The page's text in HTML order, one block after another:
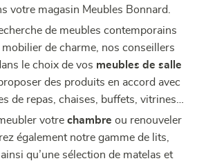
votre magasin Meubles Bonnard.
de meubles contemporains
de charme, nos conseillers
le choix de vos meubles de salle
des produits en accord avec
de repas, chaises, buffets, vitrines…
votre chambre ou renouveler
également notre gamme de lits,
qu’une sélection de matelas et